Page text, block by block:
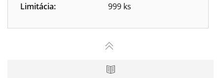
Limitácia:
999 ks